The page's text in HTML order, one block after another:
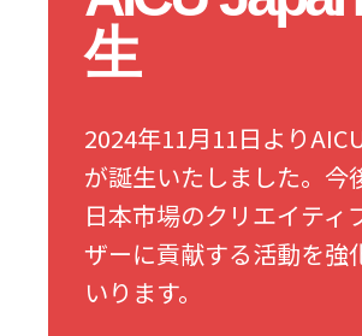
生
2024年11月11日より
が誕生いたしました。今
日本市場のクリエイティ
ザーに貢献する活動を強
いります。